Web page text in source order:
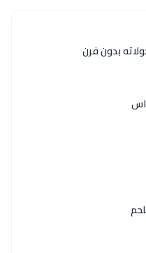
بدون فرن